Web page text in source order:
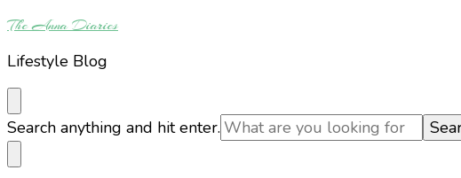
The Anna Diaries
Lifestyle Blog
Looking
for
Something?
Search anything and hit enter.